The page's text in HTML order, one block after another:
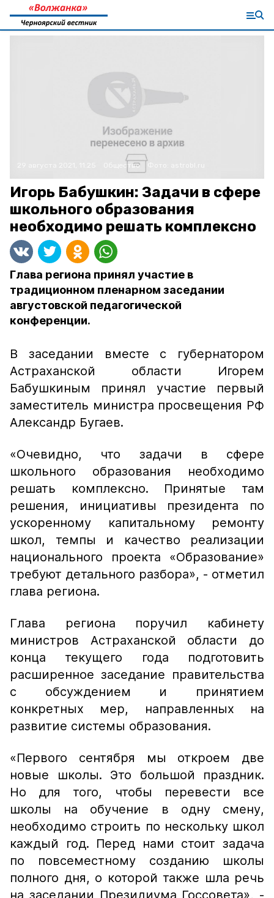
Общество
Игорь Бабушкин: Задачи в сфере
школьного образования
необходимо решать комплексно
Глава региона принял участие в
традиционном пленарном заседании
августовской педагогической
конференции.
В заседании вместе с губернатором
Астраханской области Игорем
Бабушкиным принял участие первый
заместитель министра просвещения РФ
Александр Бугаев.
«Очевидно, что задачи в сфере
школьного образования необходимо
решать комплексно. Принятые там
решения, инициативы президента по
ускоренному капитальному ремонту
школ, темпы и качество реализации
национального проекта «Образование»
требуют детального разбора», - отметил
глава региона.
Глава региона поручил кабинету
министров Астраханской области до
конца текущего года подготовить
расширенное заседание правительства
с обсуждением и принятием
конкретных мер, направленных на
развитие системы образования.
«Первого сентября мы откроем две
новые школы. Это большой праздник.
Но для того, чтобы перевести все
школы на обучение в одну смену,
необходимо строить по нескольку школ
каждый год. Перед нами стоит задача
по повсеместному созданию школы
полного дня, о которой также шла речь
на заседании Президиума Госсовета», -